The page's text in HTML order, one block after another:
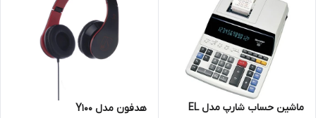
ماشین حساب شارپ مدل EL
هدفون مدل Y100